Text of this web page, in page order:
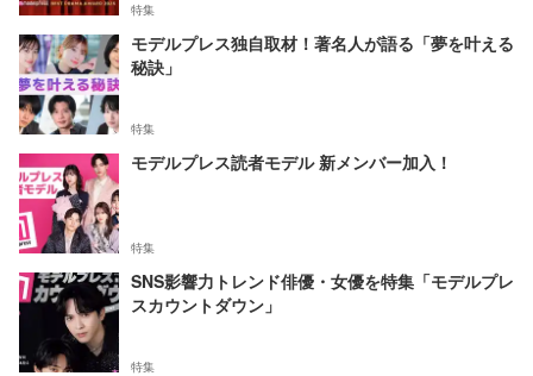
特集
モデルプレス独自取材！著名人が語る「夢を叶える
秘訣」
特集
モデルプレス読者モデル 新メンバー加入！
特集
SNS影響力トレンド俳優・女優を特集「モデルプレ
スカウントダウン」
特集